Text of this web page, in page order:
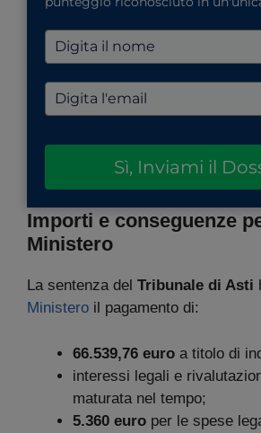
Sì, Inviami il
Importi e conseguenze
Ministero
La sentenza del Tribunale di Asti
Ministero il pagamento di:
66.539,76 euro a titolo di
interessi legali e
maturata nel tempo;
5.360 euro per le spese